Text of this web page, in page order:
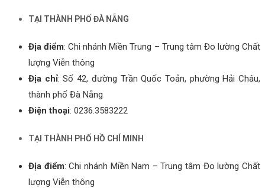
TẠI THÀNH PHỐ ĐÀ NẴNG
Địa điểm: Chi nhánh Miền Trung – Trung tâm Đo lường Chất
lượng Viễn thông
Địa chỉ: Số 42, đường Trần Quốc Toản, phường Hải Châu,
thành phố Đà Nẵng
Điện thoại: 0236.3583222
TẠI THÀNH PHỐ HỒ CHÍ MINH
Địa điểm: Chi nhánh Miền Nam – Trung tâm Đo lường Chất
lượng Viễn thông